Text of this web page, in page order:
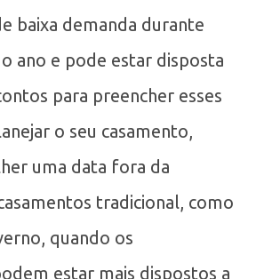
baixa demanda durante
ano e pode estar disposta
para preencher esses
o seu casamento,
uma data fora da
tradicional, como
quando os
estar mais dispostos a